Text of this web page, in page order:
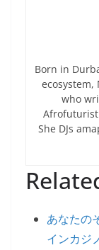
Born in
who
She DJs
あなたの
インカジ